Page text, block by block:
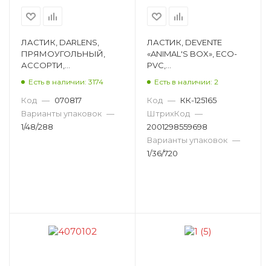
ЛАСТИК, DARLENS,
ПРЯМОУГОЛЬНЫЙ,
АССОРТИ,
DL-HBB00115
Есть в наличии: 3174
Код — 070817
Варианты упаковок —
1/48/288
ЛАСТИК, DEVENTE
«ANIMAL'S BOX», ECO-
PVC,
50Х21Х16ММ 8030201
Есть в наличии: 2
Код — КК-125165
ШтрихКод —
2001298559698
Варианты упаковок —
1/36/720